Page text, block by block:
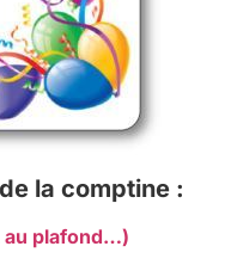
la comptine :
au plafond…)